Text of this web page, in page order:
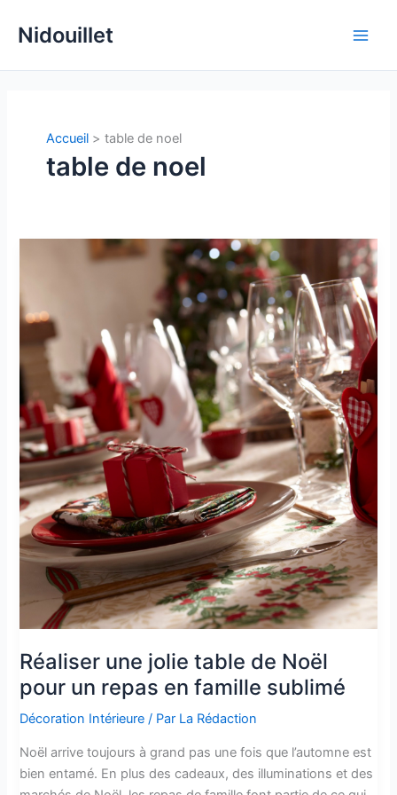
Nidouillet
Accueil table de noel
table de noel
Réaliser une jolie table de Noël
pour un repas en famille sublimé
Décoration Intérieure / Par La Rédaction
Noël arrive toujours à grand pas une fois que l’automne est
bien entamé. En plus des cadeaux, des illuminations et des